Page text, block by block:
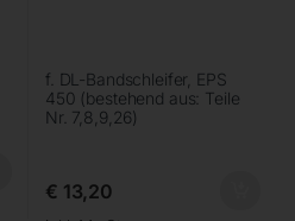
f. DL-Bandschleifer, EPS
450 (bestehend aus: Teile
Nr. 7,8,9,26)
€ 13,20